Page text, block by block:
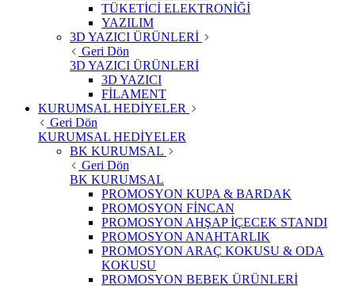
TÜKETİCİ ELEKTRONİĞİ
YAZILIM
3D YAZICI ÜRÜNLERİ
Geri Dön
3D YAZICI ÜRÜNLERİ
3D YAZICI
FİLAMENT
KURUMSAL HEDİYELER
Geri Dön
KURUMSAL HEDİYELER
BK KURUMSAL
Geri Dön
BK KURUMSAL
PROMOSYON KUPA & BARDAK
PROMOSYON FİNCAN
PROMOSYON AHŞAP İÇECEK STANDI
PROMOSYON ANAHTARLIK
PROMOSYON ARAÇ KOKUSU & ODA
KOKUSU
PROMOSYON BEBEK ÜRÜNLERİ